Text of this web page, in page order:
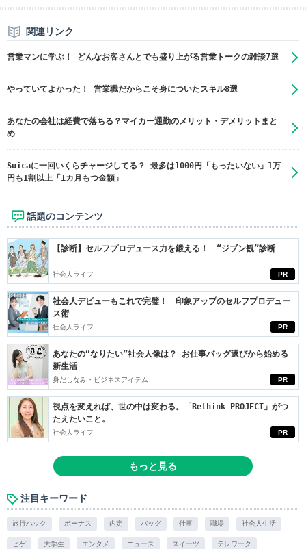
関連リンク
営業マンに学ぶ！ どんなお客さんとでも盛り上がる営業トークの雑談7選
やっていてよかった！ 営業職だからこそ身についたスキル8選
あなたの会社は経費で落ちる？マイカー通勤のメリット・デメリットまと
め
Suicaに一回いくらチャージしてる？ 最多は1000円「もったいない」1万
円も1割以上「1カ月もつ金額」
話題のコンテンツ
PR
【診断】セルフプロデュース力を鍛える！ “ジブン観”診断
社会人ライフ
PR
社会人デビューもこれで完璧！ 印象アップのセルフプロデュー
ス術
社会人ライフ
PR
あなたの“なりたい”社会人像は？ お仕事バッグ選びから始める
新生活
身だしなみ・ビジネスアイテム
PR
視点を変えれば、世の中は変わる。「Rethink PROJECT」がつ
たえたいこと。
社会人ライフ
もっと見る
注目キーワード
旅行ハック ボーナス 内定 バッグ 仕事 職場 社会人生活
ヒゲ 大学生 エンタメ ニュース スイーツ テレワーク